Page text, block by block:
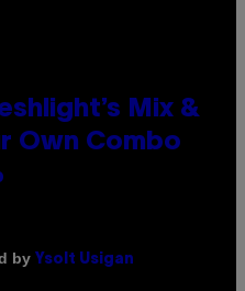
Mix &
Own Combo
by Ysolt Usigan